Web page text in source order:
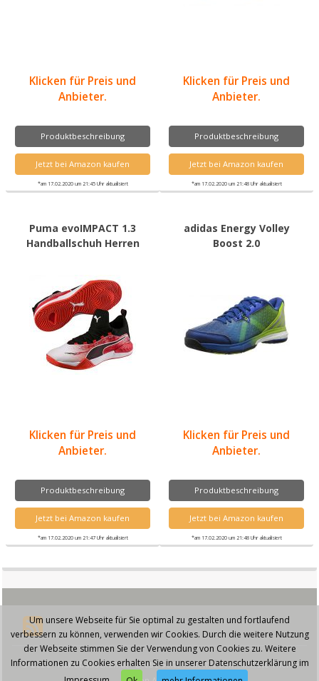
Klicken für Preis und
Anbieter.
Produktbeschreibung
Jetzt bei Amazon kaufen
*am 17.02.2020 um 21:45 Uhr aktualisiert
Klicken für Preis und
Anbieter.
Produktbeschreibung
Jetzt bei Amazon kaufen
*am 17.02.2020 um 21:48 Uhr aktualisiert
Puma evoIMPACT 1.3
Handballschuh Herren
Klicken für Preis und
Anbieter.
Produktbeschreibung
Jetzt bei Amazon kaufen
*am 17.02.2020 um 21:47 Uhr aktualisiert
adidas Energy Volley
Boost 2.0
Klicken für Preis und
Anbieter.
Produktbeschreibung
Jetzt bei Amazon kaufen
*am 17.02.2020 um 21:48 Uhr aktualisiert
© 2026 - Handballschuh.at - Diese Seite läuft mit dem Affiliate Theme
Um unsere Webseite für Sie optimal zu gestalten und fortlaufend
verbessern zu können, verwenden wir Cookies. Durch die weitere Nutzung
der Webseite stimmen Sie der Verwendung von Cookies zu. Weitere
Informationen zu Cookies erhalten Sie in unserer Datenschutzerklärung im